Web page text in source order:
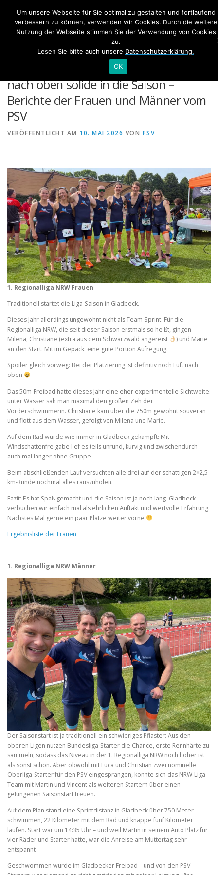
springen
NEWS
SWIM&TALK RHEINSCHWIMMEN BONN TRIATHLON
INTERNER BEREICH
„1. Regionalliga NRW“ startet mit Luft
nach oben solide in die Saison –
Berichte der Frauen und Männer vom
PSV
VERÖFFENTLICHT AM 10. MAI 2026 VON PSV
1. Regionalliga NRW Frauen
Traditionell startet die Liga-Saison in Gladbeck.
Dieses Jahr allerdings ungewohnt nicht als Team-Sprint. Für die
Regionalliga NRW, die seit dieser Saison erstmals so heißt, gingen
Milena, Christiane (extra aus dem Schwarzwald angereist
) und Marie
an den Start. Mit im Gepäck: eine gute Portion Aufregung.
Spoiler gleich vorweg: Bei der Platzierung ist definitiv noch Luft nach
oben
Das 50m-Freibad hatte dieses Jahr eine eher experimentelle Sichtweite:
unter Wasser sah man maximal den großen Zeh der
Vorderschwimmerin. Christiane kam über die 750m gewohnt souverän
und flott aus dem Wasser, gefolgt von Milena und Marie.
Auf dem Rad wurde wie immer in Gladbeck gekämpft: Mit
Windschattenfreigabe lief es teils unrund, kurvig und zwischendurch
auch mal länger ohne Gruppe.
Beim abschließenden Lauf versuchten alle drei auf der schattigen 2×2,5-
km-Runde nochmal alles rauszuholen.
Fazit: Es hat Spaß gemacht und die Saison ist ja noch lang. Gladbeck
verbuchen wir einfach mal als ehrlichen Auftakt und wertvolle Erfahrung.
Nächstes Mal gerne ein paar Plätze weiter vorne
Ergebnisliste der Frauen
1. Regionalliga NRW Männer
Der Saisonstart ist ja traditionell ein schwieriges Pflaster: Aus den
oberen Ligen nutzen Bundesliga-Starter die Chance, erste Rennhärte zu
sammeln, sodass das Niveau in der 1. Regionalliga NRW noch höher ist
als sonst schon. Aber obwohl mit Luca und Christian zwei nominelle
Oberliga-Starter für den PSV eingesprangen, konnte sich das NRW-Liga-
Team mit Martin und Vincent als weiteren Startern über einen
gelungenen Saisonstart freuen.
Auf dem Plan stand eine Sprintdistanz in Gladbeck über 750 Meter
schwimmen, 22 Kilometer mit dem Rad und knappe fünf Kilometer
laufen. Start war um 14:35 Uhr – und weil Martin in seinem Auto Platz für
vier Räder und Starter hatte, war die Anreise am Muttertag sehr
entspannt.
Geschwommen wurde im Gladbecker Freibad – und von den PSV-
Um unsere Webseite für Sie optimal zu gestalten und fortlaufend
verbessern zu können, verwenden wir Cookies. Durch die weitere
Nutzung der Webseite stimmen Sie der Verwendung von Cookies
zu.
Lesen Sie bitte auch unsere Datenschutzerklärung.
OK